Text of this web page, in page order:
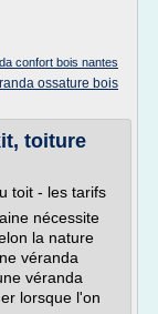
confort bois nantes
ossature bois
toiture
toit - les tarifs
nécessite
la nature
véranda
véranda
lorsque l'on